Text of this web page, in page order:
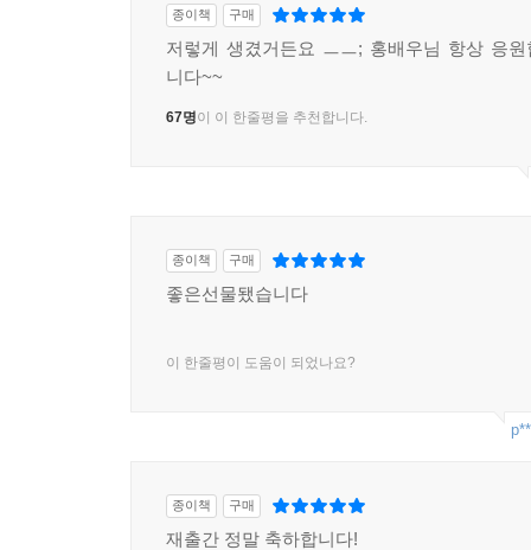
종이책 구매
저렇게 생겼거든요 ㅡㅡ; 홍배우님 항상 응
니다~~
67명이 이 한줄평을 추천합니다.
종이책 구매
좋은선물됐습니다
이 한줄평이 도움이 되었나요?
종이책 구매
재출간 정말 축하합니다!